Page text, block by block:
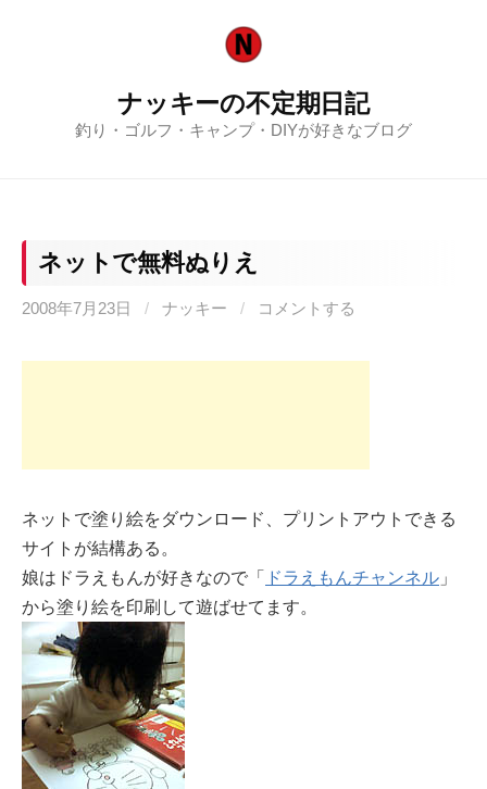
ナッキーの不定期日記
釣り・ゴルフ・キャンプ・DIYが好きなブログ
ネットで無料ぬりえ
2008年7月23日 / ナッキー / コメントする
ネットで塗り絵をダウンロード、プリントアウトできる
サイトが結構ある。
娘はドラえもんが好きなので「
ドラえもんチャンネル 」
から塗り絵を印刷して遊ばせてます。